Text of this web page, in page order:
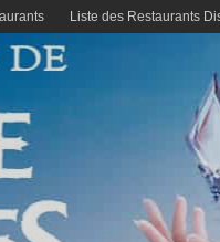
Liste des Restaurants